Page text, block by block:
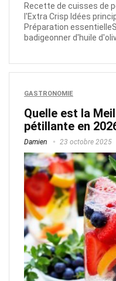
Recette de cuisses de
l'Extra Crisp Idées
Préparation
badigeonner d'huile
GASTRONOMIE
Quelle est la
pétillante en
Damien 23 octobre 2025